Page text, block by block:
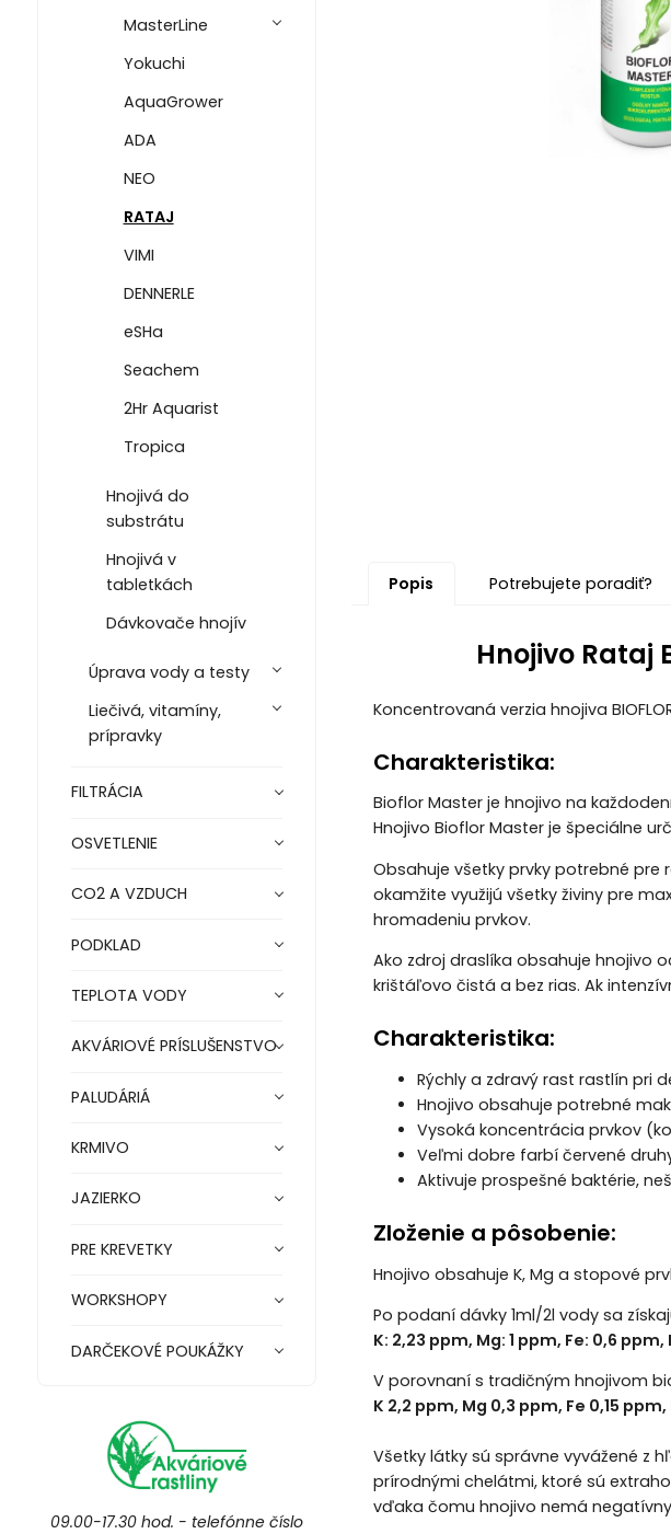
MasterLine
Yokuchi
AquaGrower
ADA
NEO
RATAJ
VIMI
DENNERLE
eSHa
Seachem
2Hr Aquarist
Tropica
Hnojivá do
substrátu
Hnojivá v
tabletkách
Dávkovače hnojív
Úprava vody a testy
Liečivá, vitamíny,
prípravky
FILTRÁCIA
OSVETLENIE
CO2 A VZDUCH
PODKLAD
TEPLOTA VODY
AKVÁRIOVÉ PRÍSLUŠENSTVO
PALUDÁRIÁ
KRMIVO
JAZIERKO
PRE KREVETKY
WORKSHOPY
DARČEKOVÉ POUKÁŽKY
09.00-17.30 hod. - telefónne číslo
Popis Potrebujete poradiť?
Hnojivo Rataj
Koncentrovaná verzia hnojiva
Charakteristika:
Bioflor Master je hnojivo na
Hnojivo Bioflor Master je špeciálne
Obsahuje všetky prvky potrebné pre
okamžite využijú všetky živiny pre
hromadeniu prvkov.
Ako zdroj draslíka obsahuje hnojivo
krištáľovo čistá a bez rias. Ak
Charakteristika:
Rýchly a zdravý rast rastlín pri
Hnojivo obsahuje potrebné
Vysoká koncentrácia prvkov
Veľmi dobre farbí červené
Aktivuje prospešné baktérie,
Zloženie a pôsobenie:
Hnojivo obsahuje K, Mg a stopové
Po podaní dávky 1ml/2l vody sa
K: 2,23 ppm, Mg: 1 ppm, Fe: 0,6
V porovnaní s tradičným hnojivom
K 2,2 ppm, Mg 0,3 ppm, Fe 0,15
Všetky látky sú správne vyvážené z
prírodnými chelátmi, ktoré sú
vďaka čomu hnojivo nemá